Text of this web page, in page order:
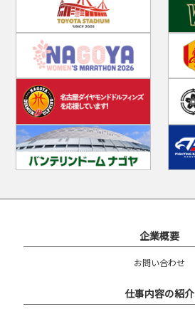
企業概要
お問い合わせ
仕事内容の紹介